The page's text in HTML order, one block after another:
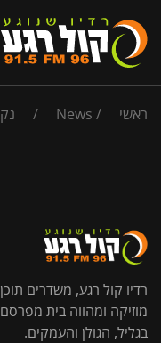
ראשי /
News
/
רדיו קול רגע, משדרים
מוזיקה ומהווה בית
בגליל, הגולן והעמקים.